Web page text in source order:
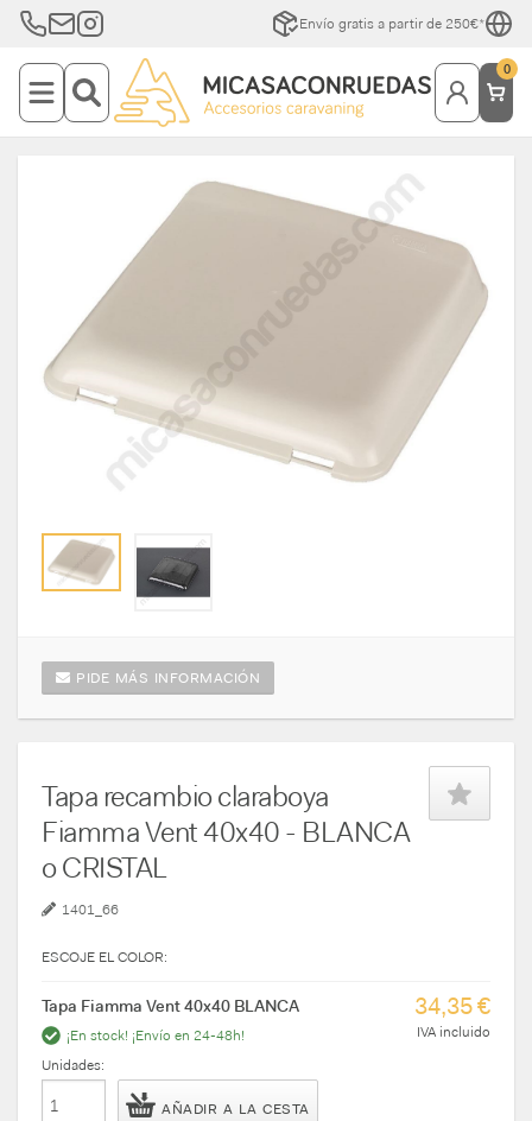
Envío gratis a partir de 250€*
0
PIDE MÁS INFORMACIÓN
Tapa recambio claraboya
Fiamma Vent 40x40 - BLANCA
o CRISTAL
1401_66
ESCOJE EL COLOR:
Tapa Fiamma Vent 40x40 BLANCA
¡En stock! ¡Envío en 24-48h!
34,35 €
IVA incluido
Unidades:
AÑADIR A LA CESTA